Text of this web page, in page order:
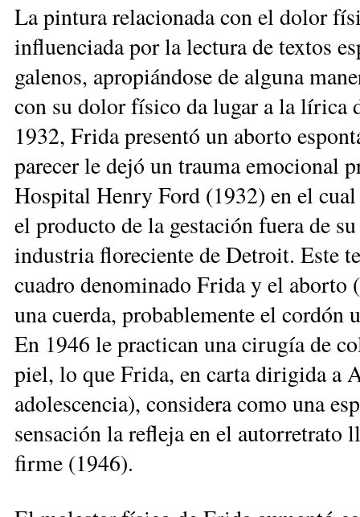
La pintura relacionada con el dolor
influenciada por la lectura de textos
galenos, apropiándose de alguna
con su dolor físico da lugar a la lírica
1932, Frida presentó un aborto
parecer le dejó un trauma emocional
Hospital Henry Ford (1932) en el
el producto de la gestación fuera de
industria floreciente de Detroit. Este
cuadro denominado Frida y el aborto
una cuerda, probablemente el
En 1946 le practican una cirugía de
piel, lo que Frida, en carta dirigida a
adolescencia), considera como una
sensación la refleja en el autorretrato
firme (1946).